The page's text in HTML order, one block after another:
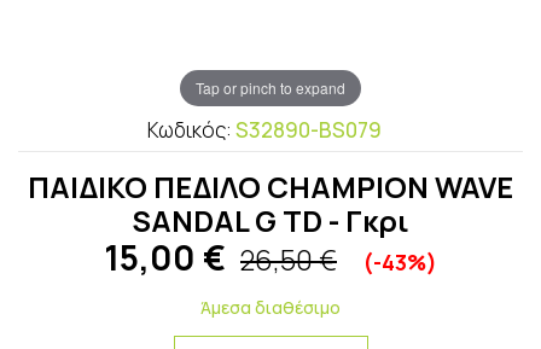
Tap or pinch to expand
Κωδικός: S32890-BS079
ΠΑΙΔΙΚΟ ΠΕΔΙΛΟ CHAMPION WAVE
SANDAL G TD - Γκρι
15,00 € 26,50 € (-43%)
Άμεσα διαθέσιμο